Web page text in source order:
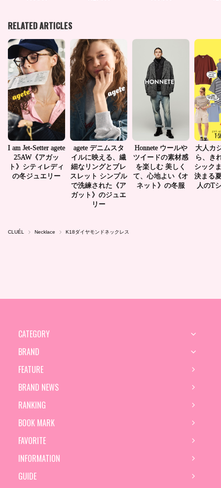
CLUÉL Necklace K18ダイヤモンドネックレス
CATEGORY
BRAND
FEATURE
BRAND NEWS
RANKING
BOOK MARK
FAVORITE
INFORMATION
GUIDE